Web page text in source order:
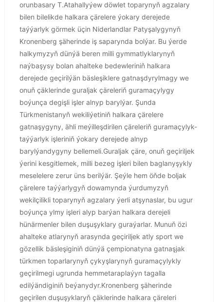
orunbasary T.Atahallyýew döwlet toparynyň agzalary
bilen bilelikde halkara çärelere ýokary derejede
taýýarlyk görmek üçin Niderlandlar Patyşalygynyň
Kronenberg şäherinde iş saparynda bolýar. Bu ýerde
halkymyzyň dünýä beren milli gymmatlyklarynyň
naýbaşysy bolan ahalteke bedewleriniň halkara
derejede geçirilýän bäsleşiklere gatnaşdyrylmagy we
onuň çäklerinde guraljak çäreleriň guramaçylygy
boýunça degişli işler alnyp barylýar. Şunda
Türkmenistanyň wekiliýetiniň halkara çärelere
gatnaşygyny, ähli meýilleşdirilen çäreleriň guramaçylyk-
taýýarlyk işleriniň ýokary derejede alnyp
barylýandygyny bellemeli.Guraljak çäre, onuň geçiriljek
ýerini kesgitlemek, milli bezeg işleri bilen baglanyşykly
meselelere zerur üns berilýär. Şeýle hem öňde boljak
çärelere taýýarlygyň dowamynda ýurdumyzyň
wekilçilikli toparynyň agzalary ýerli atşynaslar, bu ugur
boýunça ylmy işleri alyp barýan halkara derejeli
hünärmenler bilen duşuşyklary guraýarlar. Munuň özi
ahalteke atlarynyň arasynda geçiriljek atly sport we
gözellik bäsleşiginiň dünýä çempionatyna gatnaşjak
türkmen toparlarynyň çykyşlarynyň guramaçylykly
geçirilmegi ugrunda hemmetaraplaýyn tagalla
edilýändiginiň beýanydyr.Kronenberg şäherinde
geçirilen duşuşyklaryň çäklerinde halkara çäreleri